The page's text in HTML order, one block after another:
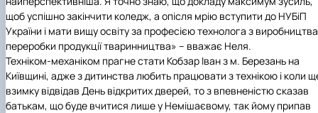
щоб успішно закінчити коледж, а опісля мрію вступити до НУБіП
України і мати вищу освіту за професією технолога з виробництва
переробки продукції тваринництва» – вважає Неля.
Техніком-механіком прагне стати Кобзар Іван з м. Березань на
Київщині, адже з дитинства любить працювати з технікою і коли
взимку відвідав День відкритих дверей, то з впевненістю сказав
батькам, що буде вчитися лише у Немішаєвому, так йому припав